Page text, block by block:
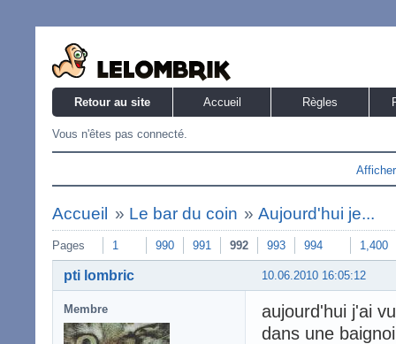
Retour au site Accueil Règles
Vous n'êtes pas connecté.
Accueil » Le bar du coin »Aujourd'hui je...
Pages 1 990 991 992 993 994 1,400
10.06.2010 16:05:12
pti lombric
Membre
aujourd'hui j'ai
dans une